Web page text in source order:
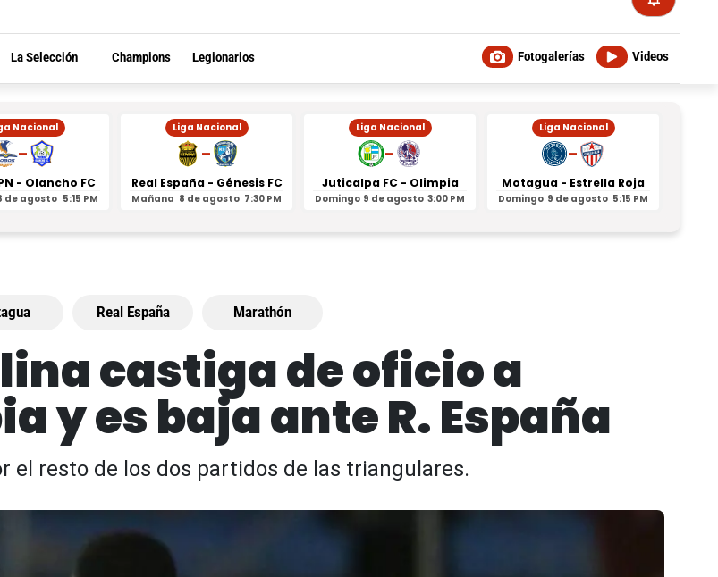
La Selección Champions Legionarios Videos
Fotogalerías
Nacional
-
- Olancho FC
de agosto 5:15 PM
Liga Nacional
-
Real España - Génesis FC
Mañana 8 de agosto 7:30 PM
Liga Nacional
-
Juticalpa FC - Olimpia
Domingo 9 de agosto 3:00 PM
Liga Nacional
-
Motagua - Estrella Roja
Domingo 9 de agosto 5:15 PM
Real España Marathón
castiga de oficio a
y es baja ante R. España
el resto de los dos partidos de las triangulares.